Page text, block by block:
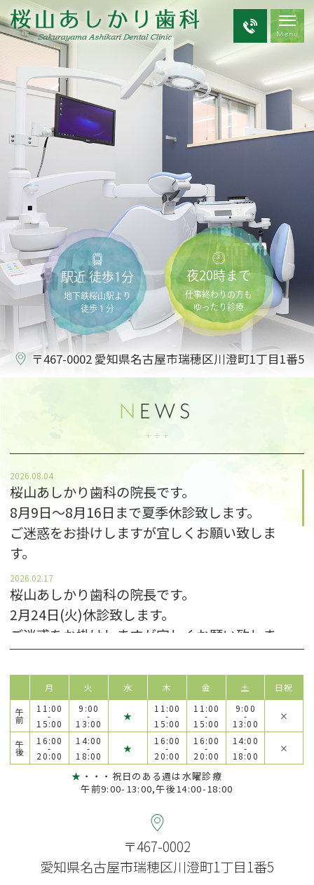
夜20時まで
仕事終わりの方も
ゆったり診療
駅近 徒歩1分
地下鉄桜山駅より
徒歩１分
〒467-0002 愛知県名古屋市瑞穂区川澄町1丁目1番5
N EWS
2026.08.04
桜山あしかり歯科の院長です。
8月9日〜8月16日まで夏季休診致します。
ご迷惑をお掛けしますが宜しくお願い致しま
す。
2026.02.17
桜山あしかり歯科の院長です。
2月24日(火)休診致します。
ご迷惑をお掛けしますが宜しくお願い致しま
す。
１１月４日（火）、１１月６日（木）休診致し
ます。
ご迷惑をお掛けしますが宜しくお願い致しま
す。
１１月２２日（金）、院長、勉強会の為休診致
ご迷惑をお掛けしますが、よろしくお願い致し
ます。
月 火 水 木 金 土 日祝
午
前
11:00
-
15:00
9:00
-
13:00
★
11:00
-
15:00
11:00
-
15:00
9:00
-
13:00
×
午
後
16:00
-
20:00
14:00
-
18:00
★
16:00
-
20:00
16:00
-
20:00
14:00
-
18:00
×
★ ・・・祝日のある週は水曜診療
午前9:00-13:00,午後14:00-18:00
〒467-0002
愛知県名古屋市瑞穂区川澄町1丁目1番5